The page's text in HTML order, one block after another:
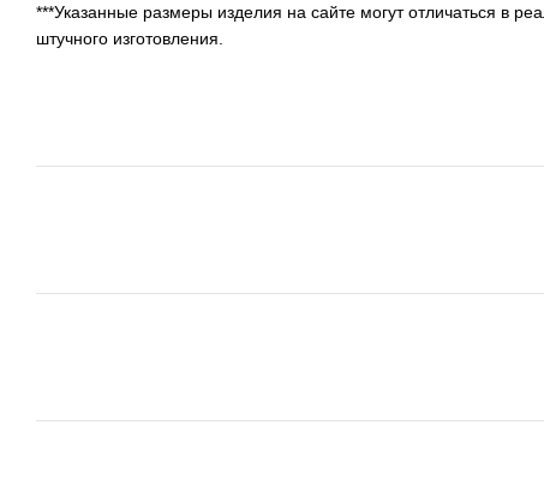
***Указанные размеры изделия на сайте могут отличаться в
штучного изготовления.